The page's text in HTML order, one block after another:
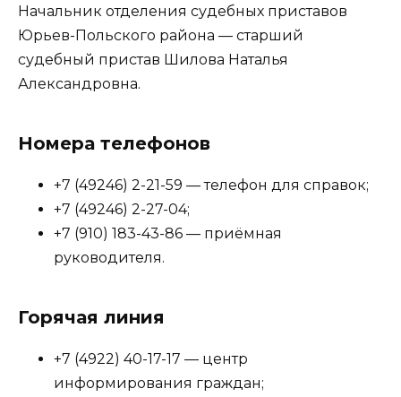
Начальник отделения судебных приставов
Юрьев-Польского района — старший
судебный пристав Шилова Наталья
Александровна.
Номера телефонов
+7 (49246) 2-21-59 — телефон для справок;
+7 (49246) 2-27-04;
+7 (910) 183-43-86 — приёмная
руководителя.
Горячая линия
+7 (4922) 40-17-17 — центр
информирования граждан;